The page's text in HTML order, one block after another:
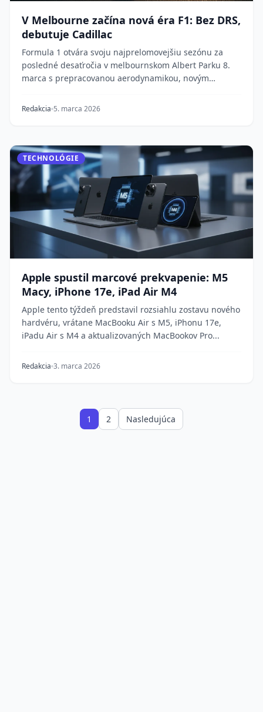
V Melbourne začína nová éra F1: Bez DRS,
debutuje Cadillac
Formula 1 otvára svoju najprelomovejšiu sezónu za
posledné desaťročia v melbournskom Albert Parku 8.
marca s prepracovanou aerodynamikou, novým
Redakcia 5. marca 2026
TECHNOLÓGIE
Apple spustil marcové prekvapenie: M5
Macy, iPhone 17e, iPad Air M4
Apple tento týždeň predstavil rozsiahlu zostavu nového
hardvéru, vrátane MacBooku Air s M5, iPhonu 17e,
iPadu Air s M4 a aktualizovaných MacBookov Pro...
Redakcia 3. marca 2026
1 2 Nasledujúca